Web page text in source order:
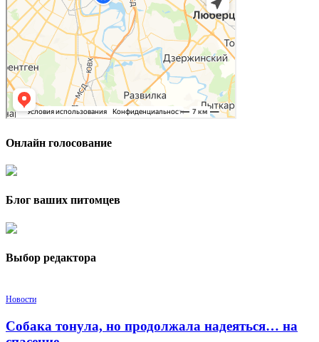
Онлайн голосование
Блог ваших питомцев
Выбор редактора
Новости
Собака тонула, но продолжала надеяться… на